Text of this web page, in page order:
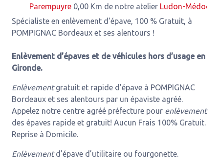
Parempuyre0,00 Km de notre atelierLudon-Médoc3,93
Spécialiste en enlèvement d'épave, 100 % Gratuit, à
POMPIGNAC Bordeaux et ses alentours !
Enlèvement d’épaves et de véhicules hors d’usage en
Gironde.
Enlèvementgratuit et rapide d’épave à POMPIGNAC
Bordeaux et ses alentours par un épaviste agréé.
Appelez notre centre agréé préfecture pour enlèvement
des épaves rapide et gratuit! Aucun Frais 100% Gratuit.
Reprise à Domicile.
Enlèvementd’épave d’utilitaire ou fourgonette.